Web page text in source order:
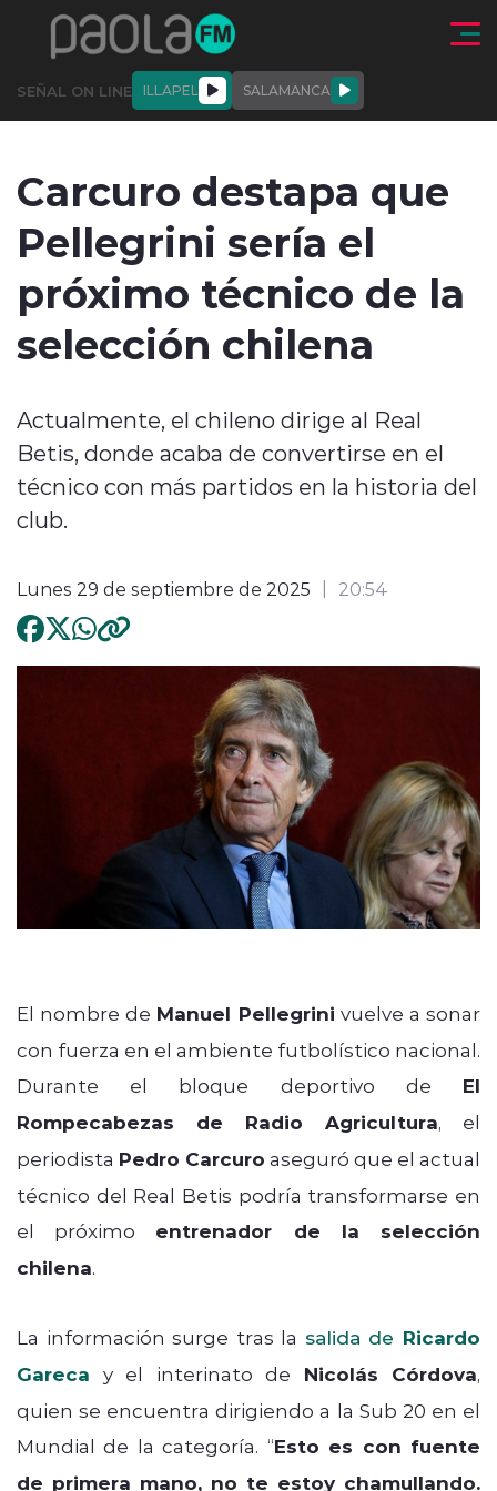
Click acá para ir directamente al contenido
SEÑAL ON LINE ILLAPEL SALAMANCA
modo claro
Carcuro destapa que
Pellegrini sería el
próximo técnico de la
selección chilena
Actualmente, el chileno dirige al Real
Betis, donde acaba de convertirse en el
técnico con más partidos en la historia del
club.
Lunes 29 de septiembre de 2025 20:54
El nombre de Manuel Pellegrini vuelve a sonar
con fuerza en el ambiente futbolístico nacional.
Durante el bloque deportivo de El
Rompecabezas de Radio Agricultura, el
periodista Pedro Carcuro aseguró que el actual
técnico del Real Betis podría transformarse en
el próximo entrenador de la selección
chilena.
La información surge tras la salida de Ricardo
Gareca y el interinato de Nicolás Córdova,
quien se encuentra dirigiendo a la Sub 20 en el
Mundial de la categoría. “Esto es con fuente
de primera mano, no te estoy chamullando.